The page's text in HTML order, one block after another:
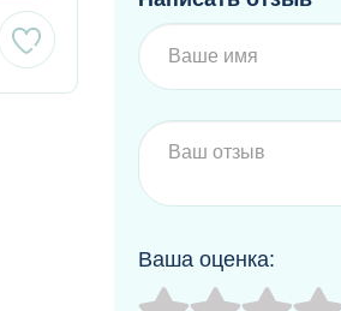
Ваша оценка: